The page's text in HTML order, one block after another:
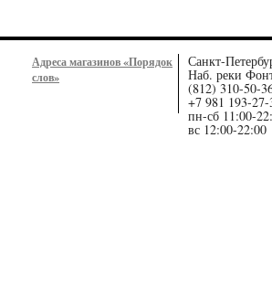
Адреса магазинов «Порядок
слов»
Санкт-
Наб. реки
(812) 310-50-
+7 981 193-27-
пн-сб 11:00-
вс 12:00-22:00